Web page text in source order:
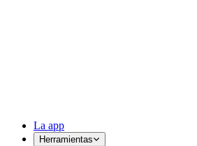
La app
Herramientas